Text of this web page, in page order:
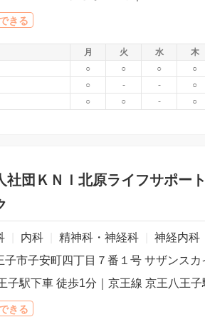
きる
月 火 水
木
○ ○ ○
○
○ - -
○
○ ○ - ○
社団ＫＮＩ北原ライフサポー
内科 精神科・神経科 神経内科
きる